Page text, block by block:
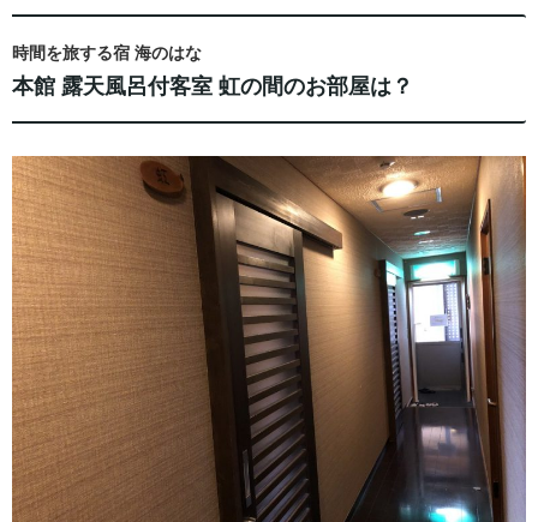
時間を旅する宿 海のはな
本館 露天風呂付客室 虹の間のお部屋は？